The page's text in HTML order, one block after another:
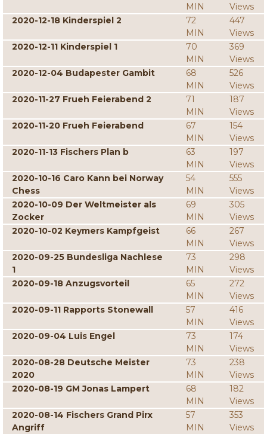
MIN
Views
2020-12-18 Kinderspiel 2
72
MIN
447
Views
2020-12-11 Kinderspiel 1
70
MIN
369
Views
2020-12-04 Budapester Gambit
68
MIN
526
Views
2020-11-27 Frueh Feierabend 2
71
MIN
187
Views
2020-11-20 Frueh Feierabend
67
MIN
154
Views
2020-11-13 Fischers Plan b
63
MIN
197
Views
2020-10-16 Caro Kann bei Norway
Chess
54
MIN
555
Views
2020-10-09 Der Weltmeister als
Zocker
69
MIN
305
Views
2020-10-02 Keymers Kampfgeist
66
MIN
267
Views
2020-09-25 Bundesliga Nachlese
1
73
MIN
298
Views
2020-09-18 Anzugsvorteil
65
MIN
272
Views
2020-09-11 Rapports Stonewall
57
MIN
416
Views
2020-09-04 Luis Engel
73
MIN
174
Views
2020-08-28 Deutsche Meister
2020
73
MIN
238
Views
2020-08-19 GM Jonas Lampert
68
MIN
182
Views
2020-08-14 Fischers Grand Pirx
Angriff
57
MIN
353
Views